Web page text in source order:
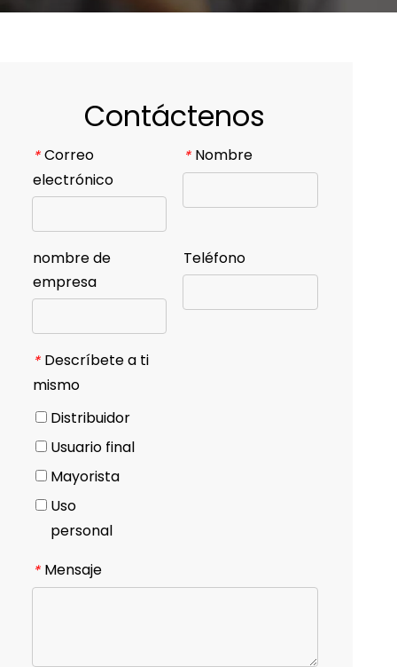
Contáctenos
* Correo
electrónico
* Nombre
nombre de
empresa
Teléfono
* Descríbete a ti
mismo
Distribuidor
Usuario final
Mayorista
Uso
personal
* Mensaje